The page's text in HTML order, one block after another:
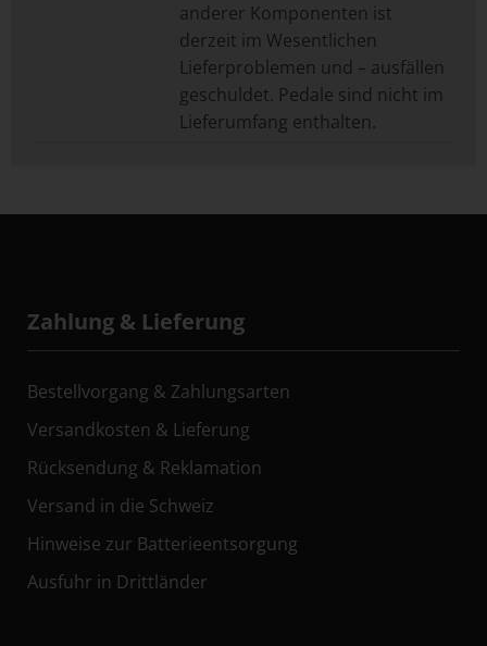
anderer Komponenten ist
derzeit im Wesentlichen
Lieferproblemen und – ausfällen
geschuldet. Pedale sind nicht im
Lieferumfang enthalten.
Zahlung & Lieferung
Bestellvorgang & Zahlungsarten
Versandkosten & Lieferung
Rücksendung & Reklamation
Versand in die Schweiz
Hinweise zur Batterieentsorgung
Ausfuhr in Drittländer